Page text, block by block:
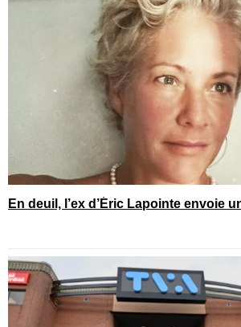
En deuil, l’ex d’Éric Lapointe envoie